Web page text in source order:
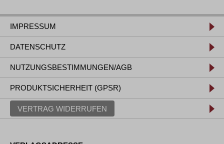
IMPRESSUM
DATENSCHUTZ
NUTZUNGSBESTIMMUNGEN/AGB
PRODUKTSICHERHEIT (GPSR)
VERTRAG WIDERRUFEN